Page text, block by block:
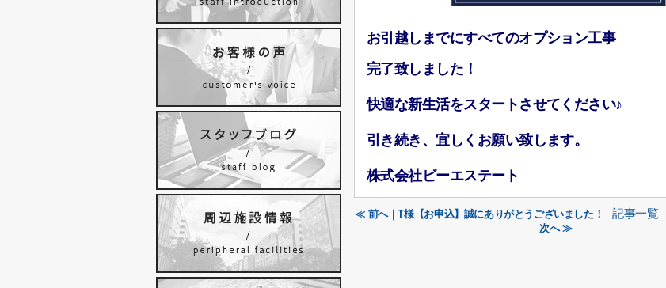
お引越しまでにすべてのオプション工事
完了致しました！
快適な新生活をスタートさせてください♪
引き続き、宜しくお願い致します。
株式会社ビーエステート
≪ 前へ｜T様【お申込】誠にありがとうございました！ 記事一覧
次へ ≫